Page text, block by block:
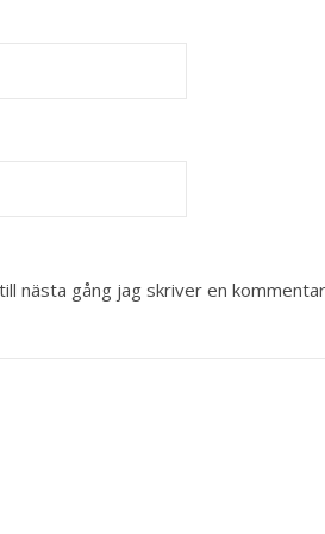
nästa gång jag skriver en